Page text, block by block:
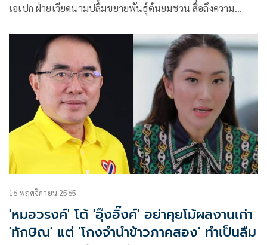
เอเปก ฝ่ายเวียดนามปลื้มขยายพันธุ์ต้นยมชวน สื่อถึงความ
16 พฤศจิกายน 2565
'หมอวรงค์' โต้ 'อุ๊งอิ๊งค์' อย่าคุยโม้ผลงานเก่า
'ทักษิณ' แต่ 'โกงจำนำข้าวภาคสอง' ทำเป็นลืม